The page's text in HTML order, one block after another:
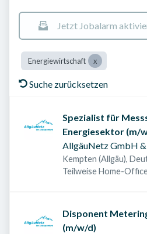
Jetzt Jobalarm
Energiewirtschaft
Suche zurücksetzen
Spezialist für
Energiesektor (m/
AllgäuNetz GmbH &
Kempten (Allgäu),
Teilweise Home-
Disponent
(m/w/d)